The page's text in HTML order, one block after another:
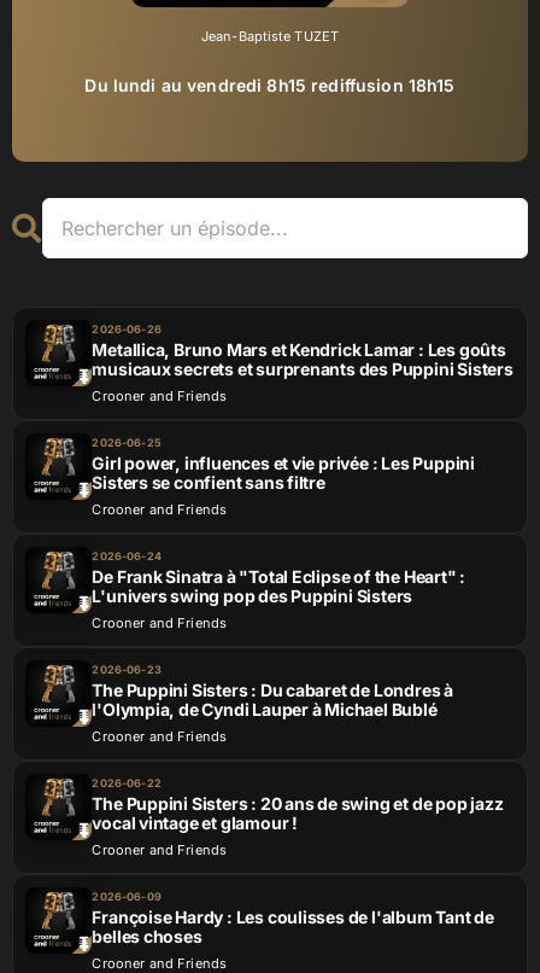
Contact
Jean-Baptiste TUZET
Du lundi au vendredi 8h15 rediffusion 18h15
2026-06-26
Metallica, Bruno Mars et Kendrick Lamar : Les goûts
musicaux secrets et surprenants des Puppini Sisters
Crooner and Friends
2026-06-25
Girl power, influences et vie privée : Les Puppini
Sisters se confient sans filtre
Crooner and Friends
2026-06-24
De Frank Sinatra à "Total Eclipse of the Heart" :
L'univers swing pop des Puppini Sisters
Crooner and Friends
2026-06-23
The Puppini Sisters : Du cabaret de Londres à
l'Olympia, de Cyndi Lauper à Michael Bublé
Crooner and Friends
2026-06-22
The Puppini Sisters : 20 ans de swing et de pop jazz
vocal vintage et glamour !
Crooner and Friends
2026-06-09
Françoise Hardy : Les coulisses de l'album Tant de
belles choses
Crooner and Friends